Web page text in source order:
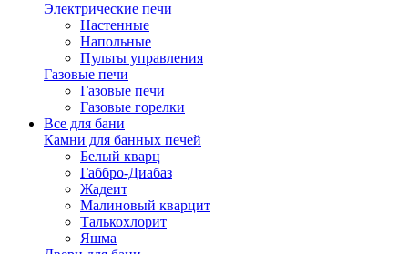
Электрические печи
Настенные
Напольные
Пульты управления
Газовые печи
Газовые печи
Газовые горелки
Все для бани
Камни для банных печей
Белый кварц
Габбро-Диабаз
Жадеит
Малиновый кварцит
Талькохлорит
Яшма